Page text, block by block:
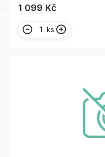
1 099 Kč
ks